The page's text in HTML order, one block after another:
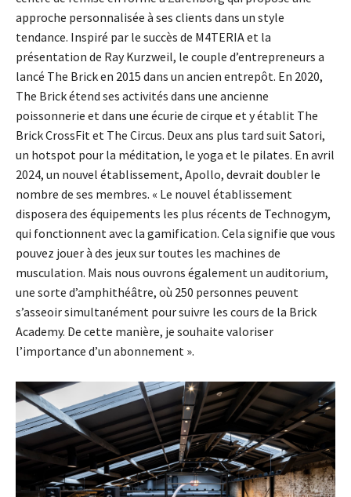
approche personnalisée à ses clients dans un style
tendance. Inspiré par le succès de M4TERIA et la
présentation de Ray Kurzweil, le couple d’entrepreneurs a
lancé The Brick en 2015 dans un ancien entrepôt. En 2020,
The Brick étend ses activités dans une ancienne
poissonnerie et dans une écurie de cirque et y établit The
Brick CrossFit et The Circus. Deux ans plus tard suit Satori,
un hotspot pour la méditation, le yoga et le pilates. En avril
2024, un nouvel établissement, Apollo, devrait doubler le
nombre de ses membres. « Le nouvel établissement
disposera des équipements les plus récents de Technogym,
qui fonctionnent avec la gamification. Cela signifie que vous
pouvez jouer à des jeux sur toutes les machines de
musculation. Mais nous ouvrons également un auditorium,
une sorte d’amphithéâtre, où 250 personnes peuvent
s’asseoir simultanément pour suivre les cours de la Brick
Academy. De cette manière, je souhaite valoriser
l’importance d’un abonnement ».